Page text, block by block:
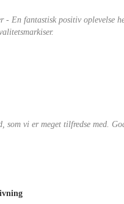
- En fantastisk positiv oplevelse
som vi er meget tilfredse med.